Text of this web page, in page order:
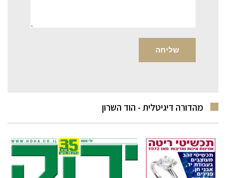
מהדורה דיגיטלית - הוד השרון